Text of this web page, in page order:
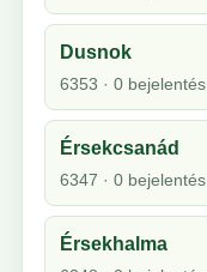
Dusnok
6353 · 0 bejelentés
Érsekcsanád
6347 · 0 bejelentés
Érsekhalma